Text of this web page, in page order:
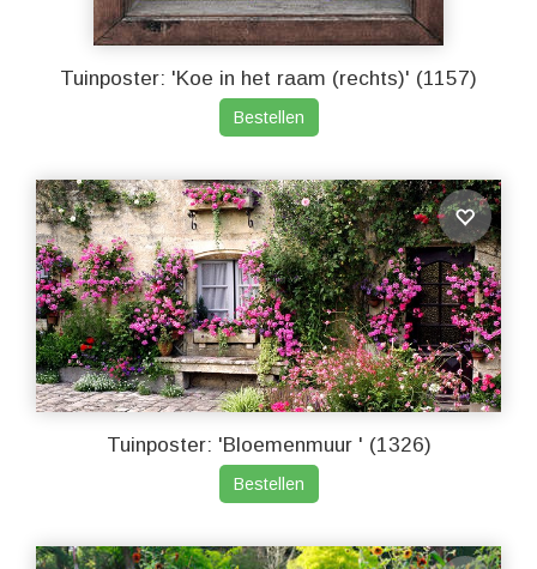
Tuinposter: 'Koe in het raam (rechts)' (1157)
Bestellen
Tuinposter: 'Bloemenmuur ' (1326)
Bestellen